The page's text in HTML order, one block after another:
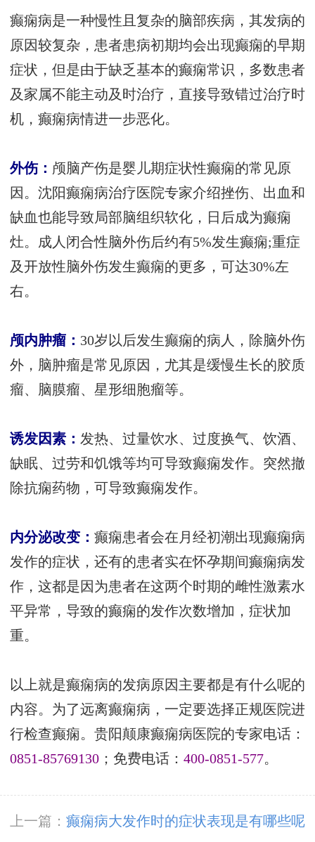
癫痫病是一种慢性且复杂的脑部疾病，其发病的
原因较复杂，患者患病初期均会出现癫痫的早期
症状，但是由于缺乏基本的癫痫常识，多数患者
及家属不能主动及时治疗，直接导致错过治疗时
机，癫痫病情进一步恶化。
外伤： 颅脑产伤是婴儿期症状性癫痫的常见原
因。沈阳癫痫病治疗医院专家介绍挫伤、出血和
缺血也能导致局部脑组织软化，日后成为癫痫
灶。成人闭合性脑外伤后约有5%发生癫痫;重症
及开放性脑外伤发生癫痫的更多，可达30%左
右。
颅内肿瘤： 30岁以后发生癫痫的病人，除脑外伤
外，脑肿瘤是常见原因，尤其是缓慢生长的胶质
瘤、脑膜瘤、星形细胞瘤等。
诱发因素： 发热、过量饮水、过度换气、饮酒、
缺眠、过劳和饥饿等均可导致癫痫发作。突然撤
除抗痫药物，可导致癫痫发作。
内分泌改变： 癫痫患者会在月经初潮出现癫痫病
发作的症状，还有的患者实在怀孕期间癫痫病发
作，这都是因为患者在这两个时期的雌性激素水
平异常，导致的癫痫的发作次数增加，症状加
重。
以上就是癫痫病的发病原因主要都是有什么呢的
内容。为了远离癫痫病，一定要选择正规医院进
行检查癫痫。贵阳颠康癫痫病医院的专家电话：
0851-85769130 ；免费电话： 400-0851-577。
上一篇： 癫痫病大发作时的症状表现是有哪些呢